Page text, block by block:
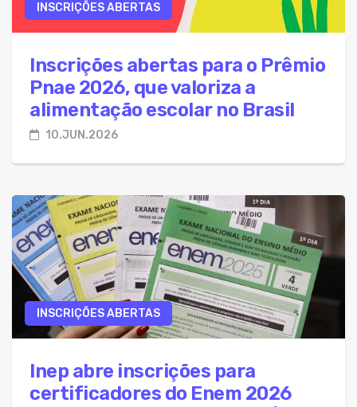
INSCRIÇÕES ABERTAS
Inscrições abertas para o Prêmio
Pnae 2026, que valoriza a
alimentação escolar no Brasil
10.JUN.2026
INSCRIÇÕES ABERTAS
Inep abre inscrições para
certificadores do Enem 2026